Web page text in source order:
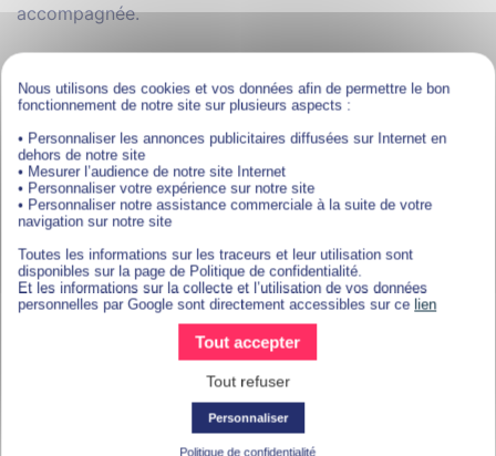
accompagnée.
Vous souhaitez intégrer
l’iscod ?
Déposer gratuitement et sans engagement
votre candidature
CANDIDATURE EN LIGNE
Télécharger une
Nous utilisons des cookies et vos données afin de permettre le bon
fonctionnement de notre site sur plusieurs aspects :
• Personnaliser les annonces publicitaires diffusées sur Internet en
dehors de notre site
• Mesurer l’audience de notre site Internet
• Personnaliser votre expérience sur notre site
• Personnaliser notre assistance commerciale à la suite de votre
navigation sur notre site
Toutes les informations sur les traceurs et leur utilisation sont
disponibles sur la page de Politique de confidentialité.
Et les informations sur la collecte et l’utilisation de vos données
personnelles par Google sont directement accessibles sur ce lien
Tout accepter
Tout refuser
Personnaliser
Politique de confidentialité